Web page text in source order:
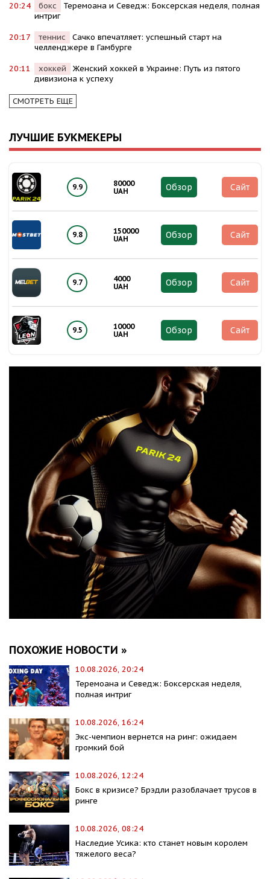
20:24 бокс
Теремоана и Севедж: Боксерская неделя, полная
интриг
20:17 теннис
Сачко впечатляет: успешный старт на
челленджере в Гамбурге
20:11 хоккей
Женский хоккей в Украине: Путь из пятого
дивизиона к успеху
СМОТРЕТЬ ЕЩЕ
ЛУЧШИЕ БУКМЕКЕРЫ
9.9
80000
UAH
Обзор Сайт
9.8
150000
UAH
Обзор Сайт
9.7
4000
UAH
Обзор Сайт
9.5
10000
UAH
Обзор Сайт
ПОХОЖИЕ НОВОСТИ »
10.08.2026, 20:24
Теремоана и Севедж: Боксерская неделя,
полная интриг
10.08.2026, 16:24
Экс-чемпион вернется на ринг: ожидаем
громкий бой
10.08.2026, 12:24
Бокс в кризисе? Брэдли разоблачает трусов в
ринге
10.08.2026, 08:24
Наследие Усика: кто станет новым королем
тяжелого веса?